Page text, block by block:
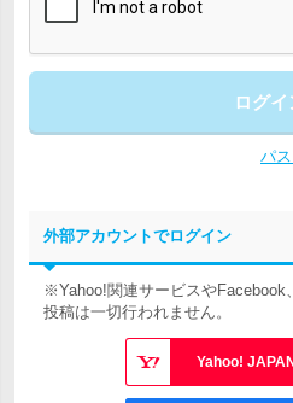
ログイ
パ
外部アカウントでログイン
※Yahoo!関連サービスやFacebook
投稿は一切行われません。
Yahoo!